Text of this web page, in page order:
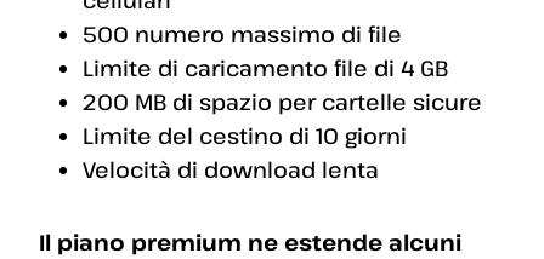
500 numero massimo di file
Limite di caricamento file di 4 GB
200 MB di spazio per cartelle sicure
Limite del cestino di 10 giorni
Velocità di download lenta
Il piano premium ne estende alcuni